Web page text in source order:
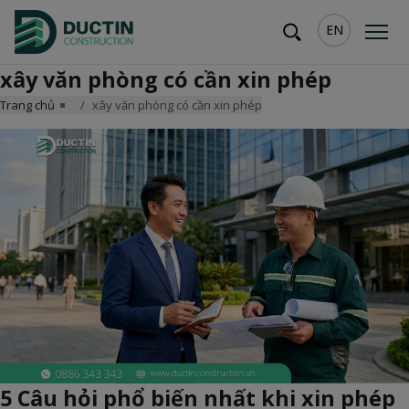
EN
xây văn phòng có cần xin phép
Trang chủ xây văn phòng có cần xin phép
5 Câu hỏi phổ biến nhất khi xin phép